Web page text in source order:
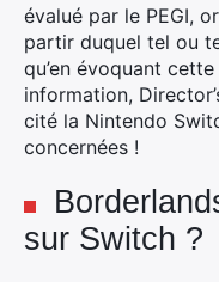
évalué par le PEGI,
partir duquel tel ou
qu’en évoquant
information,
cité la Nintendo
concernées !
sur Switch ?